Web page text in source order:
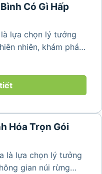
Có Gì Hấp
lựa chọn lý tưởng
nhiên, khám phá
gian nghỉ dưỡng yên
Hóa Trọn Gói
là lựa chọn lý tưởng
gian núi rừng